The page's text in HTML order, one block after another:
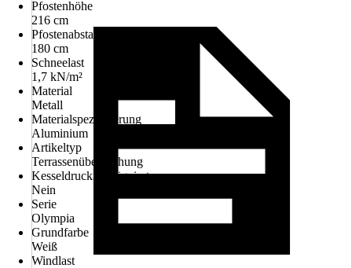
Pfostenhöhe
216 cm
Pfostenabstand
180 cm
Schneelast
1,7 kN/m²
Material
Metall
Materialspezifizierung
Aluminium
Artikeltyp
Terrassenüberdachung
Kesseldruckimprägniert
Nein
Serie
Olympia
Grundfarbe
Weiß
Windlast